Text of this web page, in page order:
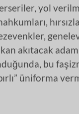
yol
akıtacak
bu
üniforma